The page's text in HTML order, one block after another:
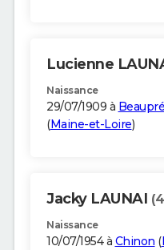
Lucienne
Naissance
29/07/1909 à
(Maine-et-Loire)
Jacky LAUNAI
Naissance
10/07/1954 à Chinon (